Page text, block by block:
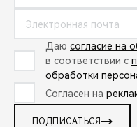
Даю согласие на
в соответствии с
обработки
Согласен на
ПОДПИСАТЬСЯ